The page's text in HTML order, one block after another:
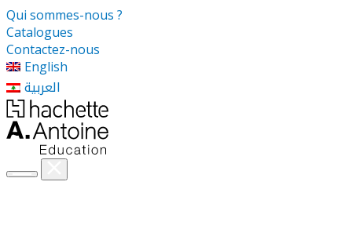
Qui sommes-nous ?
Catalogues
Contactez-nous
English
العربية